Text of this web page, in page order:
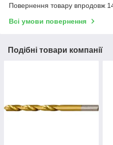
Повернення товару впродовж
Всі умови повернення
Подібні товари компанії